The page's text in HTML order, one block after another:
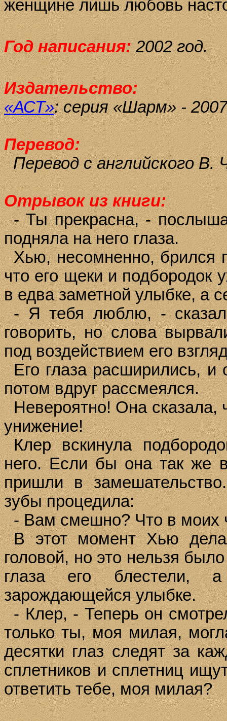
женщине лишь любовь
Год написания:2002 год.
Издательство:
«АСТ»: серия «Шарм» -
Перевод:
Перевод с английского В.
Отрывок из книги:
- Ты прекрасна, -
подняла на него глаза.
Хью, несомненно, брился
что его щеки и подбородок
в едва заметной улыбке, а
- Я тебя люблю, -
говорить, но слова
под воздействием его
Его глаза расширились,
потом вдруг рассмеялся.
Невероятно! Она сказала,
унижение!
Клер вскинула
него. Если бы она так же
пришли в
зубы процедила:
- Вам смешно? Что в моих
В этот момент Хью
головой, но это нельзя
глаза его блестели,
зарождающейся улыбке.
- Клер, - Теперь он
только ты, моя милая,
десятки глаз следят за
сплетников и сплетниц
ответить тебе, моя милая?